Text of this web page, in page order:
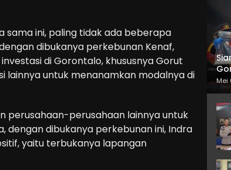
sama ini, paling tidak ada beberapa
dibukanya perkebunan Kenaf,
di Gorontalo, khususnya Gorut
lainnya untuk menanamkan modalnya di
perusahaan-perusahaan lainnya untuk
dengan dibukanya perkebunan ini, Indra
yaitu terbukanya lapangan
Mei